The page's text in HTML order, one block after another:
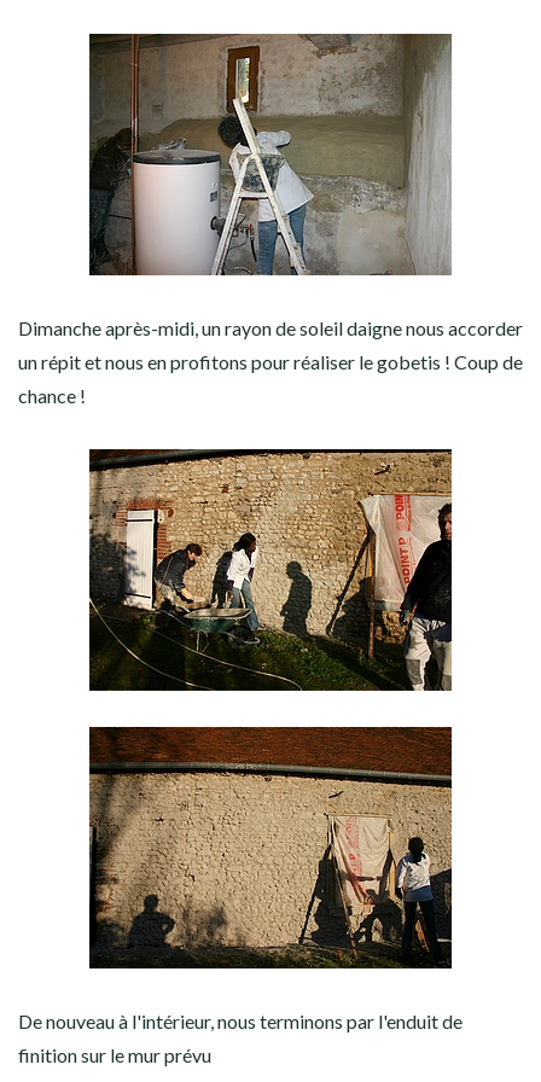
Dimanche après-midi, un rayon de soleil daigne nous accorder
un répit et nous en profitons pour réaliser le gobetis ! Coup de
chance !
De nouveau à l'intérieur, nous terminons par l'enduit de
finition sur le mur prévu